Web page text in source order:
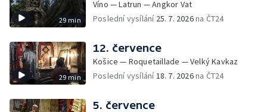
29 min
Víno — Latrun — Angkor Vat
Poslední vysílání 25. 7. 2026na ČT24
29 min
12. července
Košice — Roquetaillade — Velký Kavkaz
Poslední vysílání 18. 7. 2026na ČT24
5. července